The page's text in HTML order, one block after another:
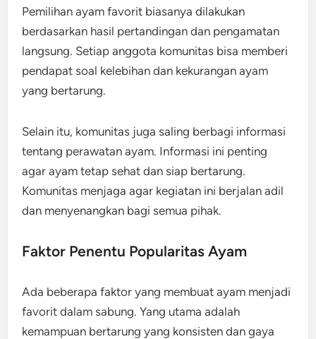
Pemilihan ayam favorit biasanya dilakukan
berdasarkan hasil pertandingan dan pengamatan
langsung. Setiap anggota komunitas bisa memberi
pendapat soal kelebihan dan kekurangan ayam
yang bertarung.
Selain itu, komunitas juga saling berbagi informasi
tentang perawatan ayam. Informasi ini penting
agar ayam tetap sehat dan siap bertarung.
Komunitas menjaga agar kegiatan ini berjalan adil
dan menyenangkan bagi semua pihak.
Faktor Penentu Popularitas Ayam
Ada beberapa faktor yang membuat ayam menjadi
favorit dalam sabung. Yang utama adalah
kemampuan bertarung yang konsisten dan gaya